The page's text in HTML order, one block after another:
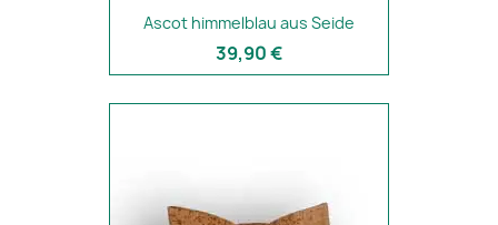
Ascot himmelblau aus Seide
39,90 €